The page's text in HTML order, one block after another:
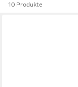
10 Produkte